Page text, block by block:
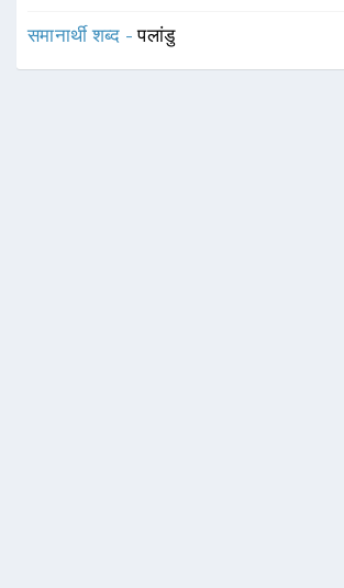
समानार्थी शब्द -पलांडु